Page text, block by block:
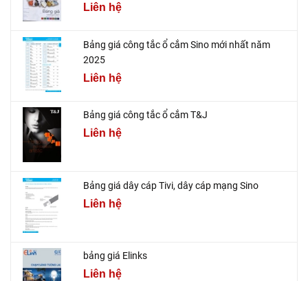
Liên hệ
Bảng giá công tắc ổ cắm Sino mới nhất năm
2025
Liên hệ
Bảng giá công tắc ổ cắm T&J
Liên hệ
Bảng giá dây cáp Tivi, dây cáp mạng Sino
Liên hệ
bảng giá Elinks
Liên hệ